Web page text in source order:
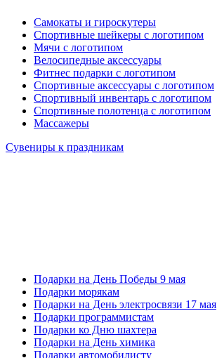
Самокаты и гироскутеры
Спортивные шейкеры с логотипом
Мячи с логотипом
Велосипедные аксессуары
Фитнес подарки с логотипом
Спортивные аксессуары с логотипом
Спортивный инвентарь с логотипом
Спортивные полотенца с логотипом
Массажеры
Сувениры к праздникам
Подарки на День Победы 9 мая
Подарки морякам
Подарки на День электросвязи 17 мая
Подарки программистам
Подарки ко Дню шахтера
Подарки на День химика
Подарки автомобилисту